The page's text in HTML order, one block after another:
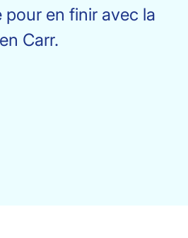
en finir avec la
Carr.